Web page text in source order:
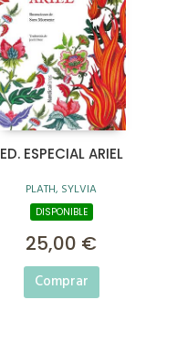
ED. ESPECIAL ARIEL
PLATH, SYLVIA
DISPONIBLE
25,00 €
Comprar